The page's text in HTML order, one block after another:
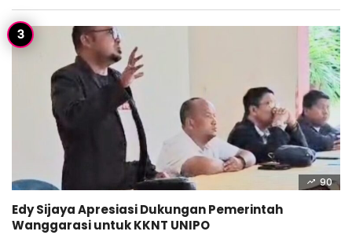
90
Edy Sijaya Apresiasi Dukungan Pemerintah
Wanggarasi untuk KKNT UNIPO